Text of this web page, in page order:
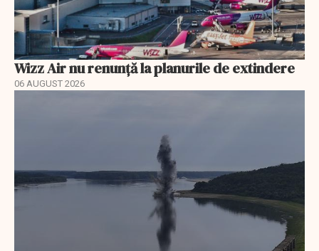
Wizz Air nu renunță la planurile de extindere
06 AUGUST 2026